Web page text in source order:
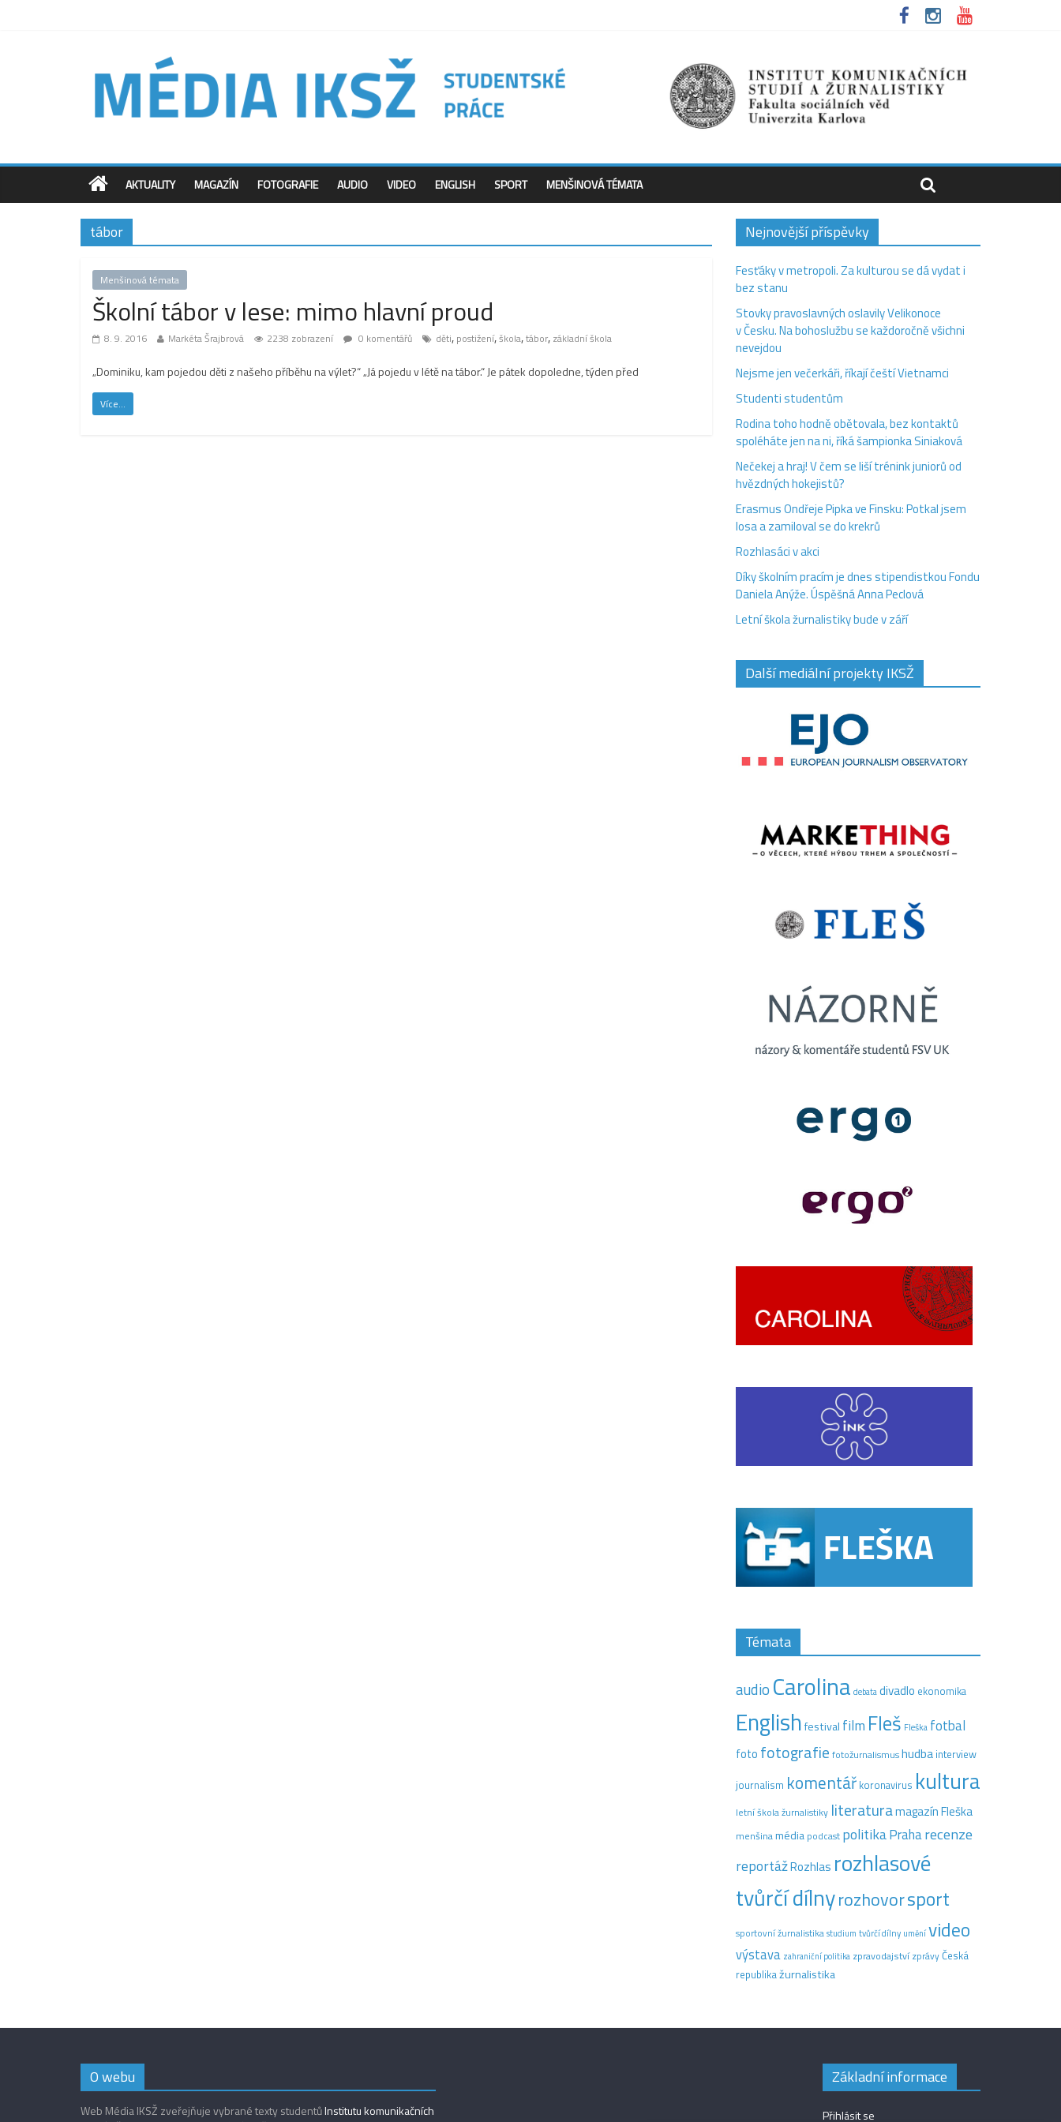
AKTUALITY MAGAZÍN FOTOGRAFIE AUDIO VIDEO ENGLISH SPORT MENŠINOVÁ TÉMATA
tábor
Menšinová témata
Školní tábor v lese: mimo hlavní proud
8. 9. 2016 Markéta Šrajbrová 2238 zobrazení 0 komentářů děti, postižení,škola,tábor, základní škola
„Dominiku, kam pojedou děti z našeho příběhu na výlet?“ „Já pojedu v létě na tábor.“ Je pátek dopoledne, týden před
Více...
Nejnovější příspěvky
Fesťáky v metropoli. Za kulturou se dá vydat i
bez stanu
Stovky pravoslavných oslavily Velikonoce
v Česku. Na bohoslužbu se každoročně všichni
nevejdou
Nejsme jen večerkáři, říkají čeští Vietnamci
Studenti studentům
Rodina toho hodně obětovala, bez kontaktů
spoléháte jen na ni, říká šampionka Siniaková
Nečekej a hraj! V čem se liší trénink juniorů od
hvězdných hokejistů?
Erasmus Ondřeje Pipka ve Finsku: Potkal jsem
losa a zamiloval se do krekrů
Rozhlasáci v akci
Díky školním pracím je dnes stipendistkou Fondu
Daniela Anýže. Úspěšná Anna Peclová
Letní škola žurnalistiky bude v září
Další mediální projekty IKSŽ
Témata
audio Carolina debatadivadlo ekonomika
Englishfestival film Fleš Fleška fotbal
foto fotografie fotožurnalismushudba interview
journalism komentář koronavirus kultura
letní škola žurnalistiky literaturamagazín Fleška
menšinamédia podcast politikaPraharecenze
reportážRozhlas rozhlasové
tvůrčí dílnyrozhovorsport
sportovní žurnalistikastudium tvůrčí dílny uměnívideo
výstava zahraniční politika zpravodajství zprávyČeská
republikažurnalistika
O webu
Web Média IKSŽ zveřejňuje vybrané texty studentůInstitutu komunikačních
Základní informace
Přihlásit se